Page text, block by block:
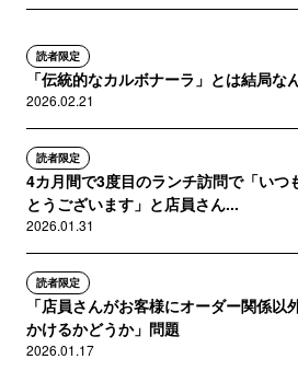
読者限定
「伝統的なカルボナーラ」とは結局な
2026.02.21
読者限定
4カ月間で3度目のランチ訪問で「いつ
とうございます」と店員さん...
2026.01.31
読者限定
「店員さんがお客様にオーダー関係以
かけるかどうか」問題
2026.01.17